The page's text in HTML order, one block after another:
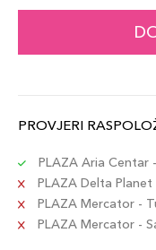
PROVJERI
PLAZA Aria Centar
PLAZA Delta Planet
PLAZA Mercator -
PLAZA Mercator -